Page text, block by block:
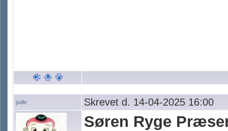
palle Skrevet d. 14-04-2025 16:00
Søren Ryge